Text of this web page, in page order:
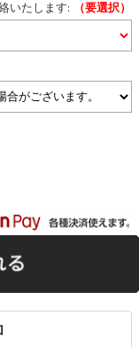
いたします: （要選択）